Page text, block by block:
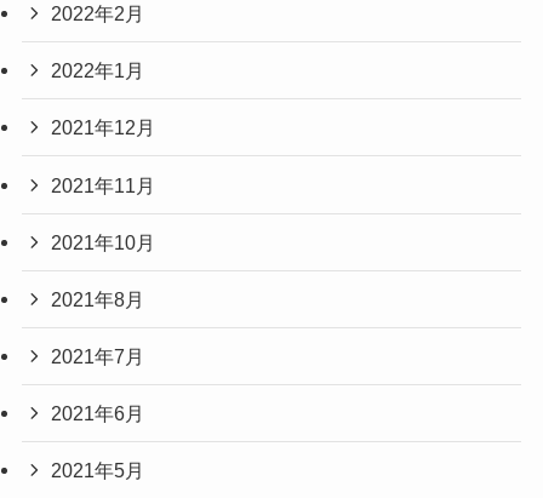
2022年2月
2022年1月
2021年12月
2021年11月
2021年10月
2021年8月
2021年7月
2021年6月
2021年5月